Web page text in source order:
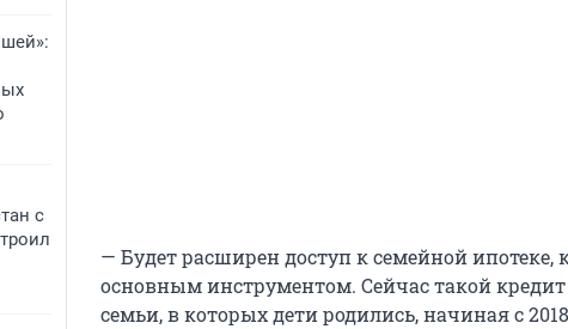
с
— Будет расширен доступ к семейной
основным инструментом. Сейчас такой кредит
семьи, в которых дети родились, начиная с